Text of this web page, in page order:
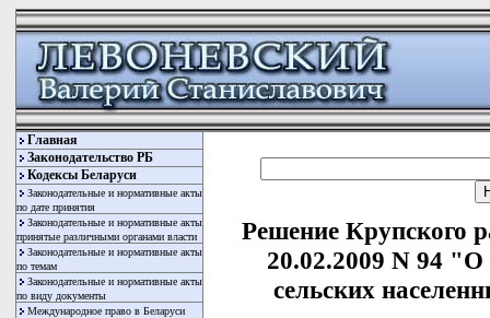
Главная
Законодательство РБ
Кодексы Беларуси
Законодательные и нормативные акты
по дате принятия
Законодательные и нормативные акты
принятые различными органами власти
Законодательные и нормативные акты
по темам
Законодательные и нормативные акты
по виду документы
Международное право в Беларуси
Решение Крупского
20.02.2009 N 94 "О
сельских